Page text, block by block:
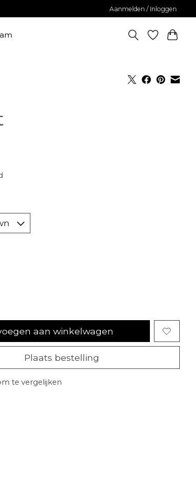
Aanmelden / Inloggen
aan winkelwagen
Plaats bestelling
te vergelijken